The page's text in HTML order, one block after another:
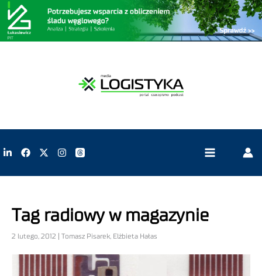
Tag radiowy w magazynie
2 lutego, 2012 | Tomasz Pisarek, Elżbieta Hałas